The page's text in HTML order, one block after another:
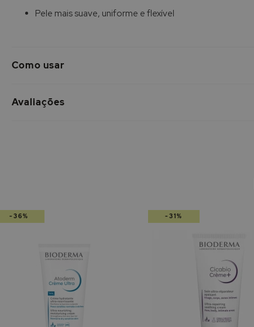
Pele mais suave, uniforme e flexível
Como usar
Avaliações
-36% -31%